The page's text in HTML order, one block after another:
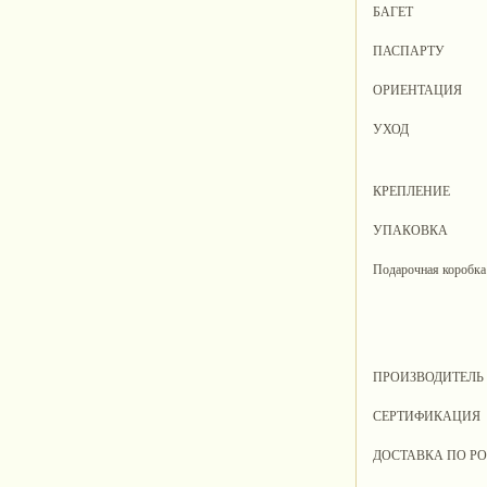
БАГЕТ
ПАСПАРТУ
ОРИЕНТАЦИЯ
УХОД
КРЕПЛЕНИЕ
УПАКОВКА
Подарочная коробка
ПРОИЗВОДИТЕЛЬ
СЕРТИФИКАЦИЯ
ДОСТАВКА ПО